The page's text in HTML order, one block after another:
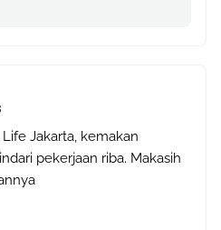
Jakarta, kemakan
pekerjaan riba. Makasih